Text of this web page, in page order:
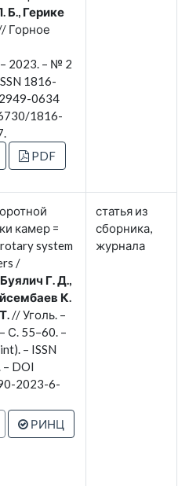
Б., Герике
Горное
2023. – № 2
1816-
0634
1816-
PDF
камер =
system
/
Г. Д.,
К.
// Уголь. –
С. 55–60. –
– ISSN
DOI
2023-6-
РИНЦ
статья из
сборника,
журнала